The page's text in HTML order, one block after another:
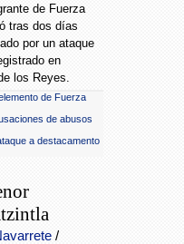
de Fuerza
tras dos días
por un ataque
en
los Reyes.
de Fuerza
de abusos
a destacamento
/